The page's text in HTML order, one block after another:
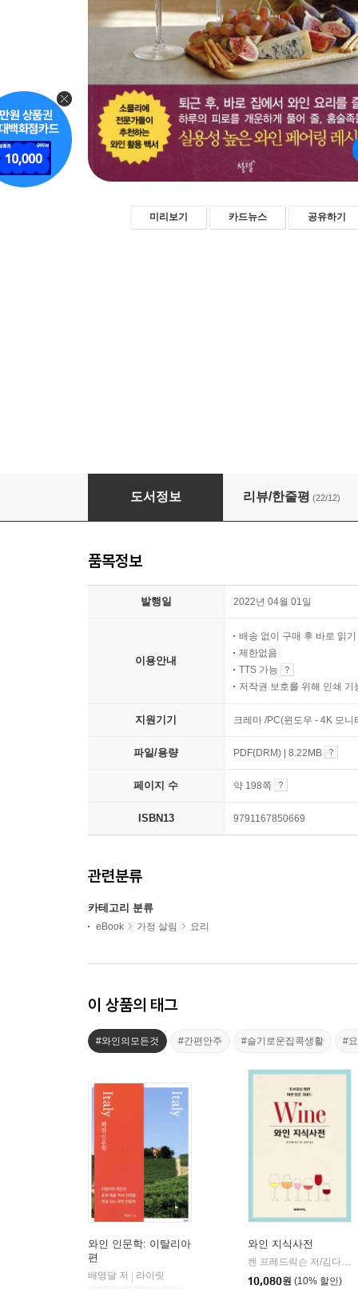
미리보기 카드뉴스 공유하기
15분이면 뚝딱! 와인 안주 요리
도서정보 리뷰/한줄평 (22/12)
품목정보
발행일 2022년 04월 01일
이용안내
배송 없이 구매 후 바로 읽기
제한없음
TTS 가능
저작권 보호를 위해 인쇄 기
지원기기 크레마 /PC(윈도우 - 4K 모
파일/용량 PDF(DRM) | 8.22MB
페이지 수 약 198쪽
ISBN13 9791167850669
관련분류
카테고리 분류
eBook 가정 살림 요리
이 상품의 태그
#와인의모든것 #간편안주 #슬기로운집콕생활 #
와인 인문학: 이탈리아
편
배영달 저 | 라이릿
와인 지식사전
10,080원 (10% 할인)